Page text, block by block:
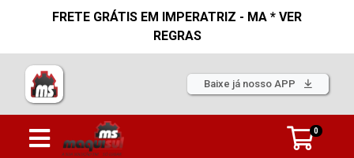
FRETE GRÁTIS EM IMPERATRIZ - MA * VER
REGRAS
Baixe já nosso APP
0